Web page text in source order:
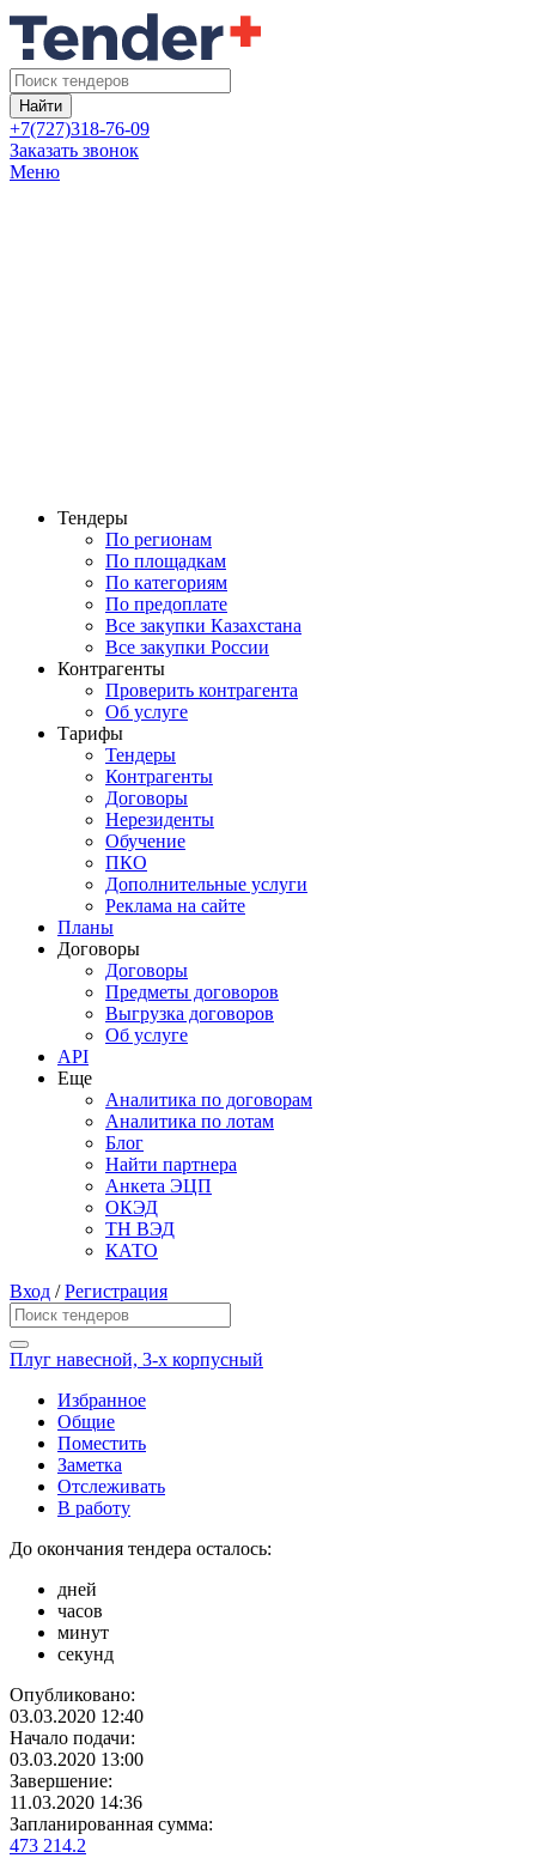
Найти
+7(727)318-76-09
Заказать звонок
Меню
Тендеры
По регионам
По площадкам
По категориям
По предоплате
Все закупки Казахстана
Все закупки России
Контрагенты
Проверить контрагента
Об услуге
Тарифы
Тендеры
Контрагенты
Договоры
Нерезиденты
Обучение
ПКО
Дополнительные услуги
Реклама на сайте
Планы
Договоры
Договоры
Предметы договоров
Выгрузка договоров
Об услуге
API
Еще
Аналитика по договорам
Аналитика по лотам
Блог
Найти партнера
Анкета ЭЦП
ОКЭД
ТН ВЭД
КАТО
Вход /Регистрация
Плуг навесной, 3-х корпусный
Избранное
Общие
Поместить
Заметка
Отслеживать
В работу
До окончания тендера осталось:
дней
часов
минут
секунд
Опубликовано:
03.03.2020 12:40
Начало подачи:
03.03.2020 13:00
Завершение:
11.03.2020 14:36
Запланированная сумма:
473 214.2